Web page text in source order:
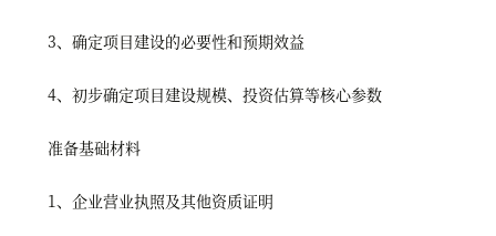
3、确定项目建设的必要性和预期效益
4、初步确定项目建设规模、投资估算等核心参数
准备基础材料
1、企业营业执照及其他资质证明